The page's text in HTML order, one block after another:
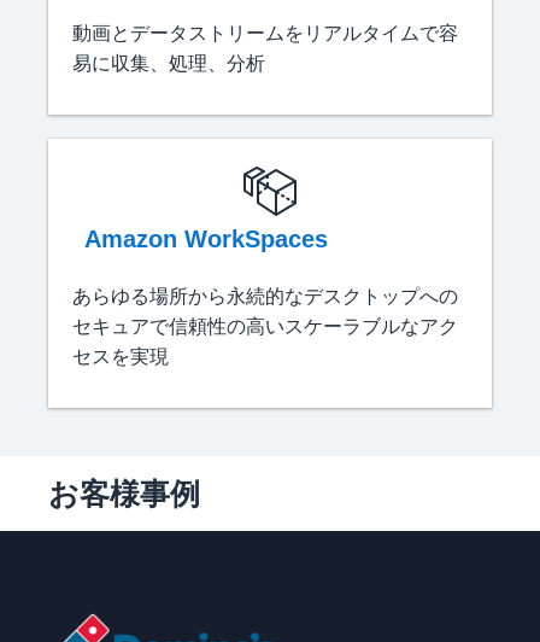
動画とデータストリームをリアルタイムで容
易に収集、処理、分析
Amazon WorkSpaces
あらゆる場所から永続的なデスクトップへの
セキュアで信頼性の高いスケーラブルなアク
セスを実現
お客様事例